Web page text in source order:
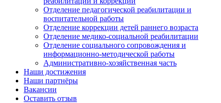
Отделение педагогической реабилитации и
воспитательной работы
Отделение коррекции детей раннего возраста
Отделение медико-социальной реабилитации
Отделение социального сопровождения и
информационно-методической работы
Административно-хозяйственная часть
Наши достижения
Наши партнёры
Вакансии
Оставить отзыв